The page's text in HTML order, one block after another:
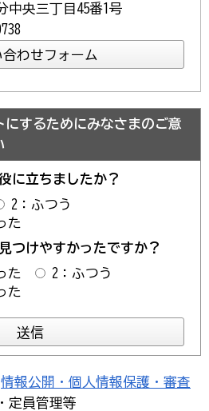
中央三丁目45番1号
にするためにみなさまのご意
に立ちましたか？
2：ふつう
た
つけやすかったですか？
た
2：ふつう
た
情報公開・個人情報保護・審査
定員管理等